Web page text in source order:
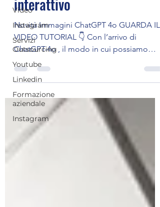
Video
Instagram
Servizi
Outsourcing
Youtube
Linkedin
Formazione
aziendale
Instagram
interattivo
Novità Immagini ChatGPT 4o GUARDA IL
VIDEO TUTORIAL 👇 Con l’arrivo di
ChatGPT-4o , il modo in cui possiamo
creare contenuti visivi è...